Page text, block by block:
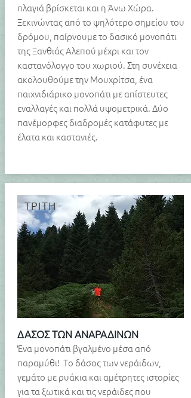
πλαγιά βρίσκεται και η Άνω Χώρα.
Ξεκινώντας από το ψηλότερο σημείου του
δρόμου, παίρνουμε το δασικό μονοπάτι
της Ξανθιάς Αλεπού μέχρι και τον
καστανόλογγο του χωριού. Στη συνέχεια
ακολουθούμε την Μουχρίτσα, ένα
παιχνιδιάρικο μονοπάτι με απίστευτες
εναλλαγές και πολλά υψομετρικά. Δύο
πανέμορφες διαδρομές κατάφυτες με
έλατα και καστανιές.
ΤΡΙΤΗ
ΔΑΣΟΣ ΤΩΝ ΑΝΑΡΑΔΙΝΩΝ
​Ένα μονοπάτι βγαλμένο μέσα από
παραμύθι! Tο δάσος των νεράιδων,
γεμάτο με ρυάκια και αμέτρητες ιστορίες
για τα ξωτικά και τις νεράιδες που